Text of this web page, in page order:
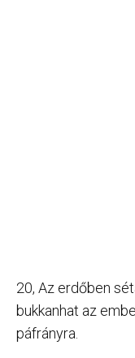
20, Az erdőben
bukkanhat az
páfrányra.